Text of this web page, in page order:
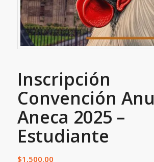
Inscripción
Convención
Aneca 2025 –
Estudiante
$1,500.00